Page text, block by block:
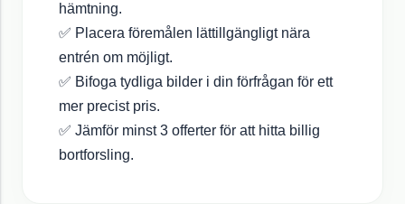
hämtning.
✅ Placera föremålen lättillgängligt nära
entrén om möjligt.
✅ Bifoga tydliga bilder i din förfrågan för ett
mer precist pris.
✅ Jämför minst 3 offerter för att hitta billig
bortforsling.